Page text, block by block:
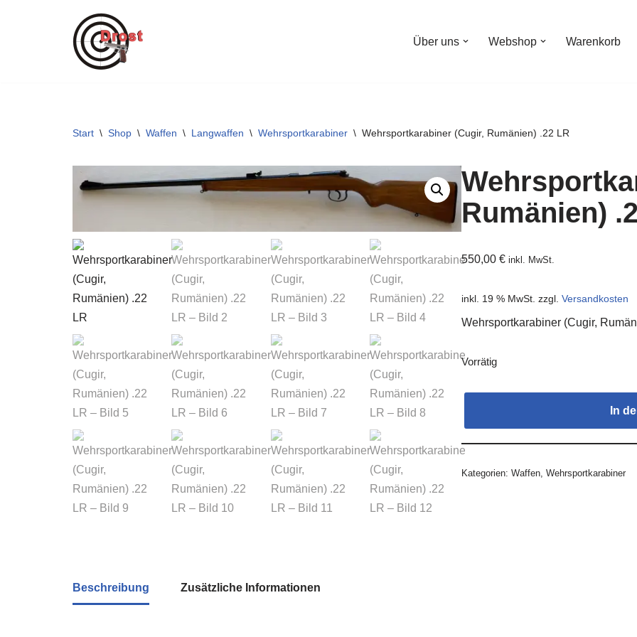
Über uns Webshop Warenkorb
Start \ Shop \ Waffen \ Langwaffen \ Wehrsportkarabiner \ Wehrsportkarabiner (Cugir, Rumänien) .22 LR
Rumänien)
550,00€ inkl. MwSt.
inkl. 19 % MwSt. zzgl.Versandkosten
Wehrsportkarabiner (Cugir,
Vorrätig
In
Kategorien:Waffen,Wehrsportkarabiner
Beschreibung Zusätzliche Informationen